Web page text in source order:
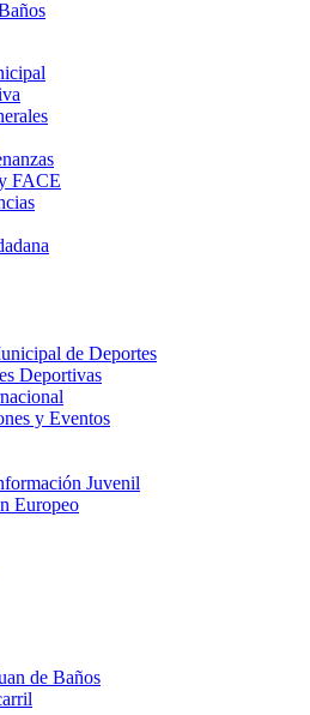
FACE
de Deportes
Deportivas
y Eventos
Juvenil
Europeo
de Baños